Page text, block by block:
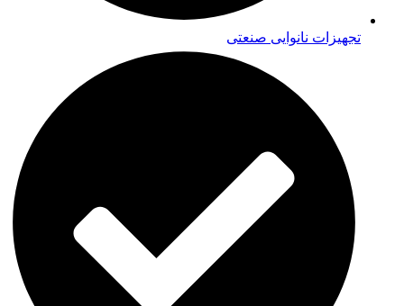
تجهیزات نانوایی صنعتی